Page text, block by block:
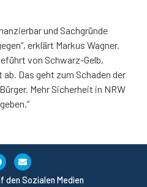
und Sachgründe
erklärt Markus Wagner.
von Schwarz-Gelb,
Das geht zum Schaden der
Mehr Sicherheit in NRW
den Sozialen Medien